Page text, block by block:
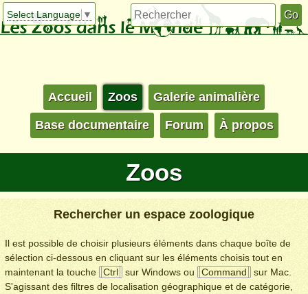
Select Language ▼
Accueil Zoos Galerie animalière
Base documentaire Forum À propos
Zoos
Rechercher un espace zoologique
Il est possible de choisir plusieurs éléments dans chaque boîte de
sélection ci-dessous en cliquant sur les éléments choisis tout en
maintenant la touche
Ctrl sur Windows ou Command
sur Mac.
S'agissant des filtres de localisation géographique et de catégorie,